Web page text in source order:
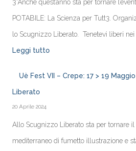
3”Anche quest’anno sta per tornare
POTABILE: La Scienza per Tutt3.
lo Scugnizzo Liberato. Tenetevi liberi
Leggi tutto
Uè Fest VII – Crepe: 17 > 19
Liberato
20 Aprile 2024
Allo Scugnizzo Liberato sta per tornare il
mediterraneo di fumetto illustrazione e